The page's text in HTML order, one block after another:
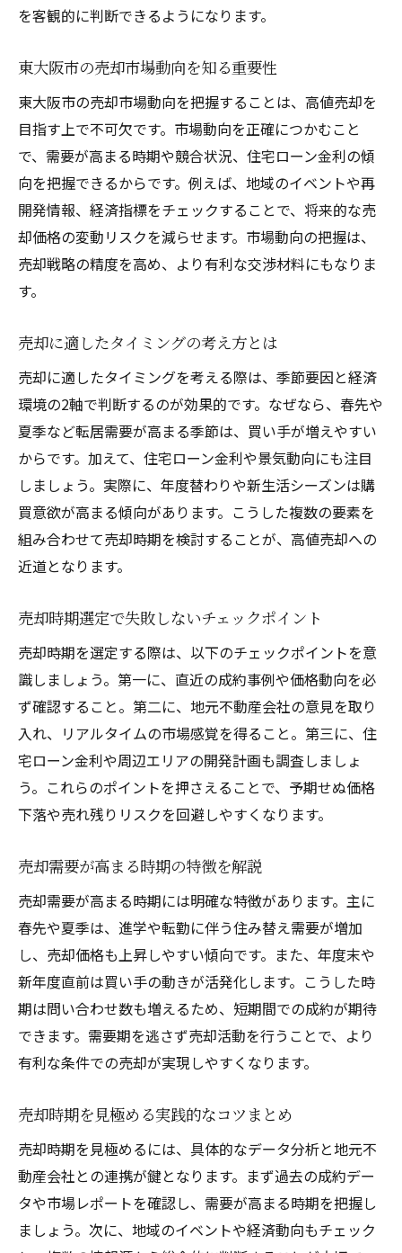
売却時期が資産価値に与える影響を解説
資産価値アップに繋がる売却時期とは
売却成功に欠かせない時期選定の視点
市場動向を活かした売却時期の判断方法
市場動向を的確に読む売却時期のポイント
売却判断に役立つ市場情報の集め方
東大阪市の市場トレンドに沿った売却策
売却時期選びで市場分析が重要な理由
売却に有利な時期を逃さないために必要な視点
売却に有利な時期を見逃さないポイント
時期を見逃さないための情報収集術
売却の好機を逃さないチェックリスト
売却時期を決める際の注意点とは
有利な売却を実現するタイミングの掴み方
売却時期判断で抑えるべき視点を紹介
東大阪市の売却タイミング最新トレンド解説
東大阪市の売却市場トレンドの特徴
売却時期トレンドから読み解く戦略
トレンドを踏まえた売却時期の選び方
売却動向の変化に対応する方法
売却タイミングの最新情報を活用する
高値売却を目指すなら知っておきたい時期のポ
イント
時期による売却価格の違いを理解する
売却で高値を狙うためのタイミング戦略
売却時期が価格に及ぼす影響を解説
高値を実現する時期の見極め方
売却成功者が実践する時期の選択術
売却時期の見極めが資産運用を左右する理由
売却時期が資産運用に与える重要な影響
売却時期判断が運用成果を左右する理由
資産運用に有利な売却タイミングとは
売却時期と将来設計の関係を解説
売却時期の選定が資産形成に及ぼす影響
を客観的に判断できるようになります。
東大阪市の売却市場動向を知る重要性
東大阪市の売却市場動向を把握することは、高値売却を
目指す上で不可欠です。市場動向を正確につかむこと
で、需要が高まる時期や競合状況、住宅ローン金利の傾
向を把握できるからです。例えば、地域のイベントや再
開発情報、経済指標をチェックすることで、将来的な売
却価格の変動リスクを減らせます。市場動向の把握は、
売却戦略の精度を高め、より有利な交渉材料にもなりま
す。
売却に適したタイミングの考え方とは
売却に適したタイミングを考える際は、季節要因と経済
環境の2軸で判断するのが効果的です。なぜなら、春先や
夏季など転居需要が高まる季節は、買い手が増えやすい
からです。加えて、住宅ローン金利や景気動向にも注目
しましょう。実際に、年度替わりや新生活シーズンは購
買意欲が高まる傾向があります。こうした複数の要素を
組み合わせて売却時期を検討することが、高値売却への
近道となります。
売却時期選定で失敗しないチェックポイント
売却時期を選定する際は、以下のチェックポイントを意
識しましょう。第一に、直近の成約事例や価格動向を必
ず確認すること。第二に、地元不動産会社の意見を取り
入れ、リアルタイムの市場感覚を得ること。第三に、住
宅ローン金利や周辺エリアの開発計画も調査しましょ
う。これらのポイントを押さえることで、予期せぬ価格
下落や売れ残りリスクを回避しやすくなります。
売却需要が高まる時期の特徴を解説
売却需要が高まる時期には明確な特徴があります。主に
春先や夏季は、進学や転勤に伴う住み替え需要が増加
し、売却価格も上昇しやすい傾向です。また、年度末や
新年度直前は買い手の動きが活発化します。こうした時
期は問い合わせ数も増えるため、短期間での成約が期待
できます。需要期を逃さず売却活動を行うことで、より
有利な条件での売却が実現しやすくなります。
売却時期を見極める実践的なコツまとめ
売却時期を見極めるには、具体的なデータ分析と地元不
動産会社との連携が鍵となります。まず過去の成約デー
タや市場レポートを確認し、需要が高まる時期を把握し
ましょう。次に、地域のイベントや経済動向もチェック